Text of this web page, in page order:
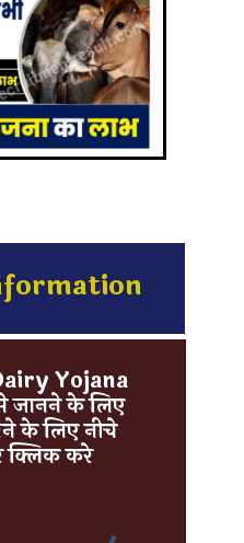
Yojana
जानने के लिए
के लिए नीचे
क्लिक करे